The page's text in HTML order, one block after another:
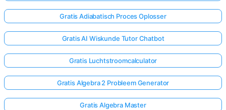
Gratis Adiabatisch Proces Oplosser
Gratis AI Wiskunde Tutor Chatbot
Gratis Luchtstroomcalculator
Gratis Algebra 2 Probleem Generator
Gratis Algebra Master